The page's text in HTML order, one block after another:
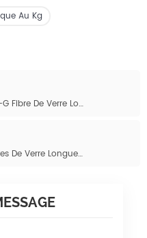
Au Kg
Composés ABS Modifiés LFT-G Fibre De Verre Longue Pour Pièces Automobiles
Granulés De Polymère À Fibres De Verre Longues ABS Haute Résistance